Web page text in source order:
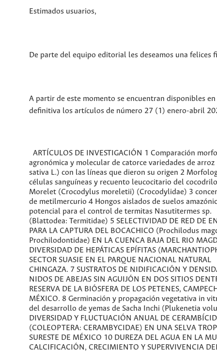
Estimados usuarios,
De parte del equipo editorial les deseamos una felices
A partir de este momento se encuentran disponibles
definitiva los artículos de número 27 (1) enero-abril
ARTÍCULOS DE INVESTIGACIÓN 1 Comparación
agronómica y molecular de catorce variedades de arroz
sativa L.) con las líneas que dieron su origen 2
células sanguíneas y recuento leucocitario del
Morelet (Crocodylus moreletii) (Crocodylidae) 3
de metilmercurio 4 Hongos aislados de suelos
potencial para el control de termitas Nasutitermes sp.
(Blattodea: Termitidae) 5 SELECTIVIDAD DE RED DE
PARA LA CAPTURA DEL BOCACHICO (Prochilodus
Prochilodontidae) EN LA CUENCA BAJA DEL RIO
DIVERSIDAD DE HEPÁTICAS EPÍFITAS
SECTOR SUASIE EN EL PARQUE NACIONAL NATURAL
CHINGAZA. 7 SUSTRATOS DE NIDIFICACIÓN Y
NIDOS DE ABEJAS SIN AGUIJÓN EN DOS SITIOS
RESERVA DE LA BIÓSFERA DE LOS PETENES,
MÉXICO. 8 Germinación y propagación vegetativa in
del desarrollo de yemas de Sacha Inchi (Plukenetia
DIVERSIDAD Y FLUCTUACIÓN ANUAL DE
(COLEOPTERA: CERAMBYCIDAE) EN UNA SELVA
SURESTE DE MÉXICO 10 DUREZA DEL AGUA EN LA
CALCIFICACIÓN, CRECIMIENTO Y SUPERVIVENCIA